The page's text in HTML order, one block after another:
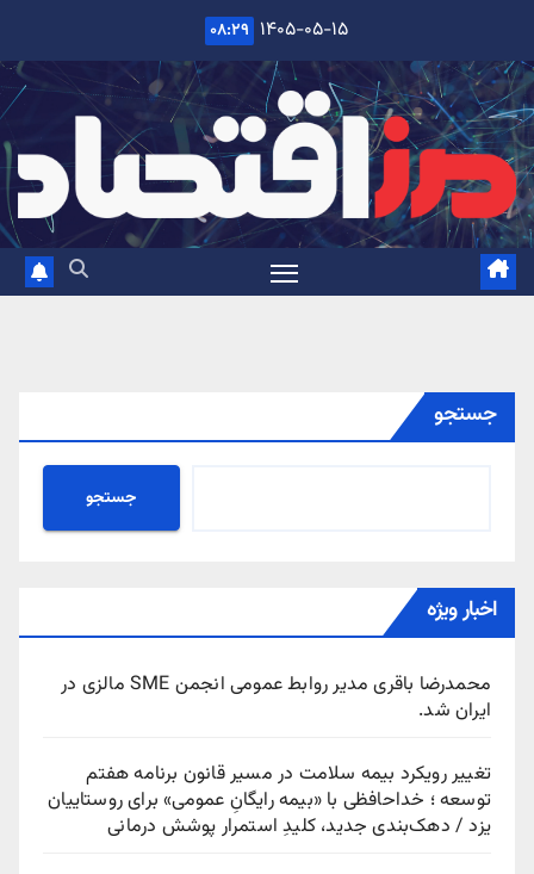
content
۱۴۰۵-۰۵-۱۵ ۰۸:۲۹
جستجو
جستجو
اخبار ویژه
محمدرضا باقری مدیر روابط عمومی انجمن SME مالزی در
ایران شد.
تغییر رویکرد بیمه سلامت در مسیر قانون برنامه هفتم
توسعه ؛ خداحافظی با «بیمه رایگانِ عمومی» برای روستاییان
یزد / دهک‌بندی جدید، کلیدِ استمرار پوشش درمانی